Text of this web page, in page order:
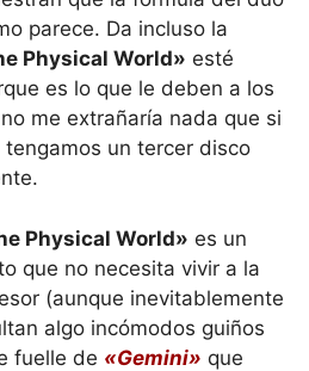
parece. Da incluso la
Physical World» esté
es lo que le deben a los
me extrañaría nada que si
un tercer disco
Physical World» es un
que no necesita vivir a la
(aunque inevitablemente
algo incómodos guiños
fuelle de «Gemini» que